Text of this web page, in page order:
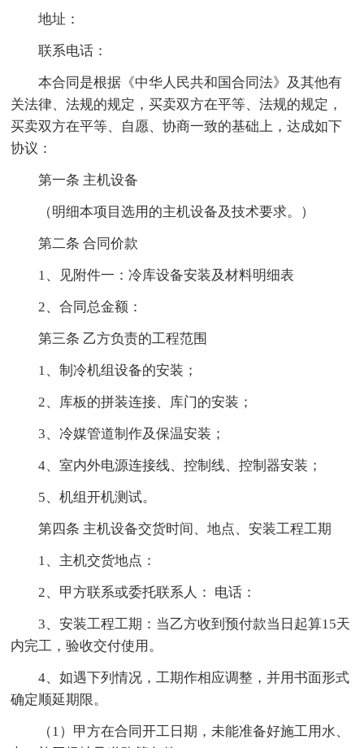
地址：
联系电话：
本合同是根据《中华人民共和国合同法》及其他有
关法律、法规的规定，买卖双方在平等、法规的规定，
买卖双方在平等、自愿、协商一致的基础上，达成如下
协议：
第一条 主机设备
（明细本项目选用的主机设备及技术要求。）
第二条 合同价款
1、见附件一：冷库设备安装及材料明细表
2、合同总金额：
第三条 乙方负责的工程范围
1、制冷机组设备的安装；
2、库板的拼装连接、库门的安装；
3、冷媒管道制作及保温安装；
4、室内外电源连接线、控制线、控制器安装；
5、机组开机测试。
第四条 主机设备交货时间、地点、安装工程工期
1、主机交货地点：
2、甲方联系或委托联系人： 电话：
3、安装工程工期：当乙方收到预付款当日起算15天
内完工，验收交付使用。
4、如遇下列情况，工期作相应调整，并用书面形式
确定顺延期限。
（1）甲方在合同开工日期，未能准备好施工用水、